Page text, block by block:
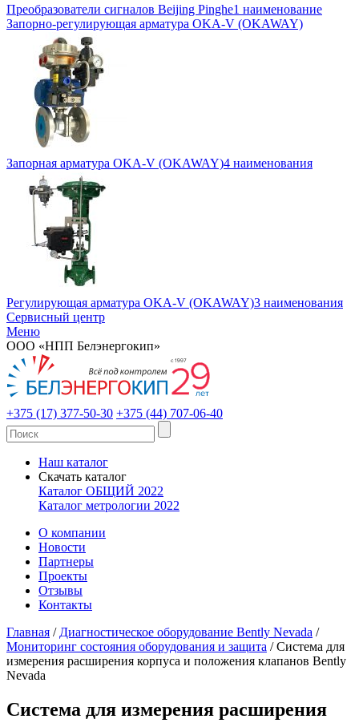
Преобразователи сигналов Beijing Pinghe1 наименование
Запорно-регулирующая арматура OKA-V (OKAWAY)
Запорная арматура OKA-V (OKAWAY)4 наименования
Регулирующая арматура OKA-V (OKAWAY)3 наименования
Сервисный центр
Меню
ООО «НПП Белэнергокип»
+375 (17) 377-50-30 +375 (44) 707-06-40
Наш каталог
Скачать каталог
Каталог ОБЩИЙ 2022
Каталог метрологии 2022
О компании
Новости
Партнеры
Проекты
Отзывы
Контакты
Главная / Диагностическое оборудование Bently Nevada /
Мониторинг состояния оборудования и защита / Система для
измерения расширения корпуса и положения клапанов Bently
Nevada
Система для измерения расширения